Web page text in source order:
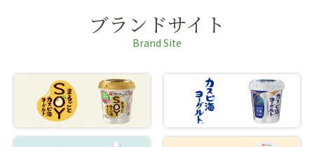
ブランドサイト
Brand Site